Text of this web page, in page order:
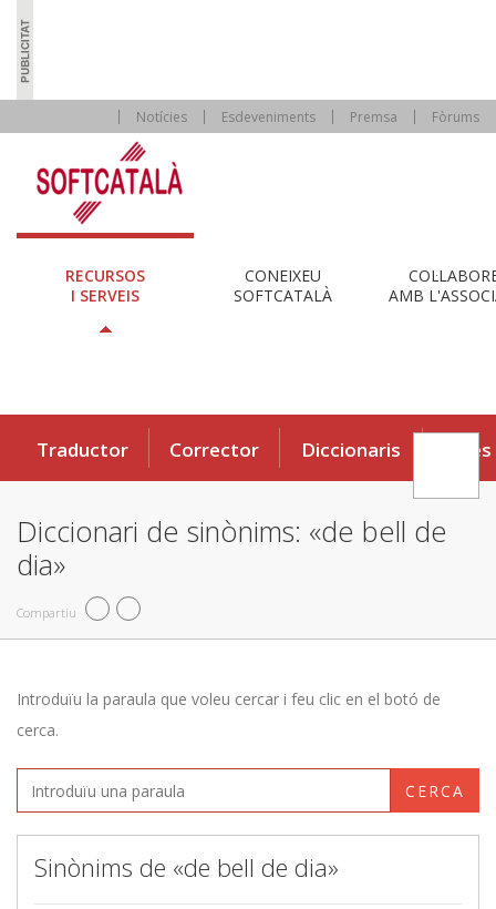
Notícies Esdeveniments Premsa Fòrums
RECURSOS
I SERVEIS
CONEIXEU
SOFTCATALÀ
AMB
Traductor Corrector Diccionaris Eines
Diccionari de sinònims: «de bell de
dia»
Compartiu
Introduïu la paraula que voleu cercar i feu clic en el botó de
cerca.
CERCA
Sinònims de «de bell de dia»